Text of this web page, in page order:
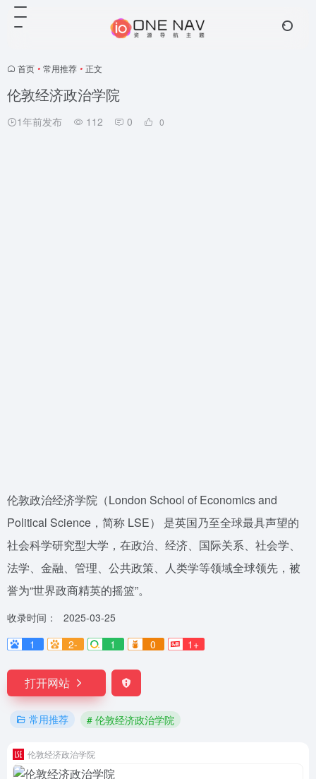
首页 • 常用推荐 • 正文
伦敦经济政治学院
1年前发布 112 0 0
伦敦政治经济学院（London School of Economics and
Political Science，简称 LSE） 是英国乃至全球最具声望的
社会科学研究型大学，在政治、经济、国际关系、社会学、
法学、金融、管理、公共政策、人类学等领域全球领先，被
誉为“世界政商精英的摇篮”。
收录时间：
2025-03-25
1
2- 1 0 1+
打开网站
常用推荐 # 伦敦经济政治学院
伦敦经济政治学院